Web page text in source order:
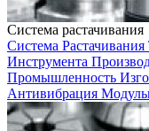
Система растачивания
Система Растачивания
Инструмента
Промышленность
Антивибрация